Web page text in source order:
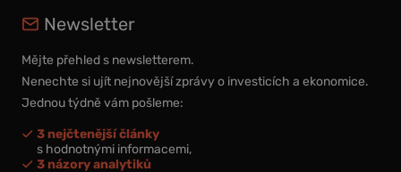
Newsletter
Mějte přehled s newsletterem.
Nenechte si ujít nejnovější zprávy o investicích a ekonomice.
Jednou týdně vám pošleme:
3 nejčtenější články
s hodnotnými informacemi,
3 názory analytiků